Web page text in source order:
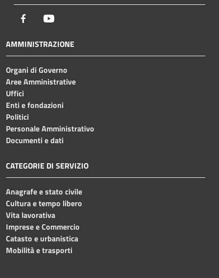
Facebook
AMMINISTRAZIONE
Organi di Governo
Aree Amministrative
Uffici
Enti e fondazioni
Politici
Personale Amministrativo
Documenti e dati
CATEGORIE DI SERVIZIO
Anagrafe e stato civile
Cultura e tempo libero
Vita lavorativa
Imprese e Commercio
Catasto e urbanistica
Mobilità e trasporti